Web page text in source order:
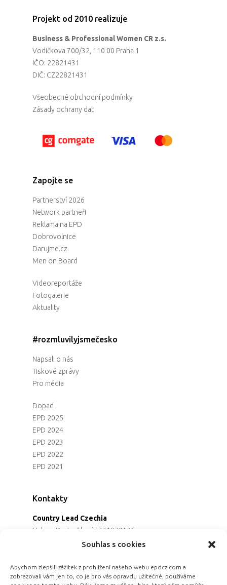
Souhlas s cookies
Abychom zlepšili zážitek z prohlížení našeho webu epdcz.com a
zobrazovali vám jen to, co je pro vás opravdu užitečné, používáme
Projekt od 2010 realizuje
Business & Professional Women CR z.s.
Vodičkova 700/32, 110 00 Praha 1
IČO: 22821431
DIČ: CZ22821431
Všeobecné obchodní podmínky
Zásady ochrany dat
Zapojte se
Partnerství 2026
Network partneři
Reklama na EPD
Dobrovolnice
Darujme.cz
Men on Board
Videoreportáže
Fotogalerie
Aktuality
#rozmluvilyjsmečesko
Napsali o nás
Tiskové zprávy
Pro média
Dopad
EPD 2025
EPD 2024
EPD 2023
EPD 2022
EPD 2021
Kontakty
Country Lead Czechia
Helena Dreiseitlová | 731970136
Koordinátorka projektu
Programová ředitelka
Jana Černoušková |607782535